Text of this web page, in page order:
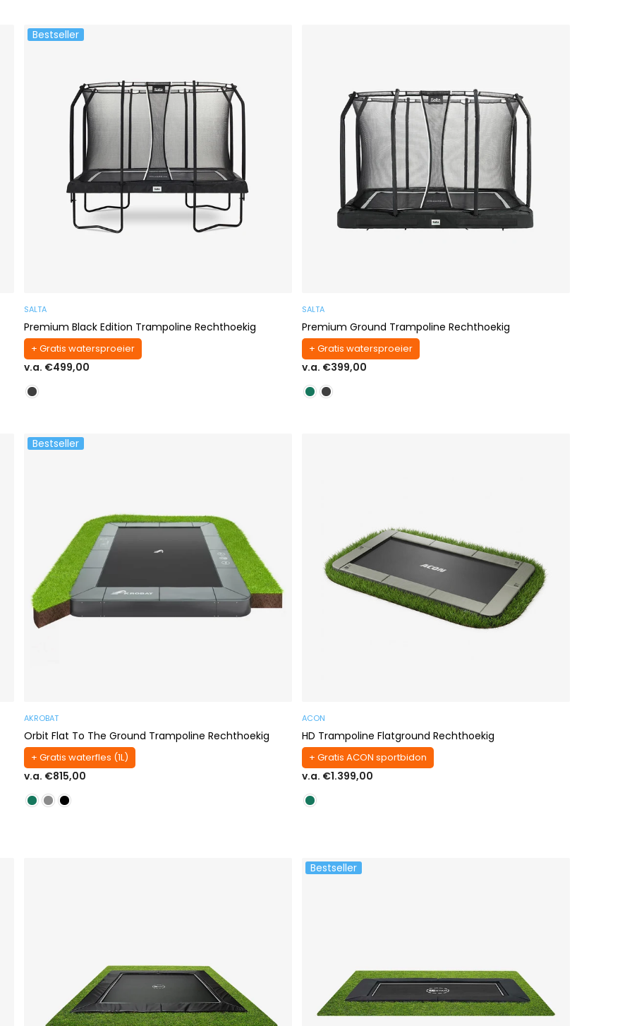
Bestseller
SALTA
Premium Black Edition Trampoline Rechthoekig
+ Gratis watersproeier
v.a. €499,00
SALTA
Premium Ground Trampoline Rechthoekig
+ Gratis watersproeier
v.a. €399,00
Bestseller
AKROBAT
Orbit Flat To The Ground Trampoline Rechthoekig
+ Gratis waterfles (1L)
v.a. €815,00
ACON
HD Trampoline Flatground Rechthoekig
+ Gratis ACON sportbidon
v.a. €1.399,00
Bestseller